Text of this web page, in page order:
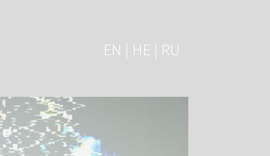
EN | HE | RU